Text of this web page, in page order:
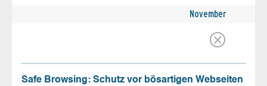
November
Safe Browsing: Schutz vor bösartigen Webseiten